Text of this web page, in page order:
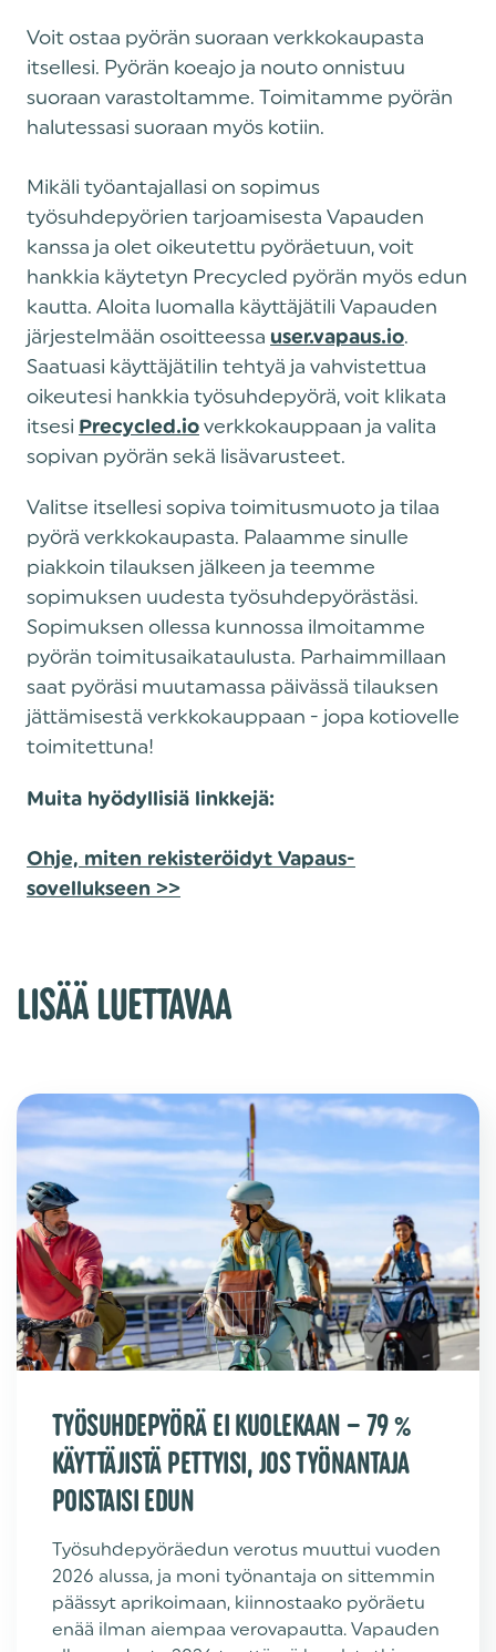
Voit ostaa pyörän suoraan verkkokaupasta
itsellesi. Pyörän koeajo ja nouto onnistuu
suoraan varastoltamme. Toimitamme pyörän
halutessasi suoraan myös kotiin.
Mikäli työantajallasi on sopimus
työsuhdepyörien tarjoamisesta Vapauden
kanssa ja olet oikeutettu pyöräetuun, voit
hankkia käytetyn Precycled pyörän myös edun
kautta. Aloita luomalla käyttäjätili Vapauden
järjestelmään osoitteessa user.vapaus.io.
Saatuasi käyttäjätilin tehtyä ja vahvistettua
oikeutesi hankkia työsuhdepyörä, voit klikata
itsesi Precycled.io verkkokauppaan ja valita
sopivan pyörän sekä lisävarusteet.
Valitse itsellesi sopiva toimitusmuoto ja tilaa
pyörä verkkokaupasta. Palaamme sinulle
piakkoin tilauksen jälkeen ja teemme
sopimuksen uudesta työsuhdepyörästäsi.
Sopimuksen ollessa kunnossa ilmoitamme
pyörän toimitusaikataulusta. Parhaimmillaan
saat pyöräsi muutamassa päivässä tilauksen
jättämisestä verkkokauppaan - jopa kotiovelle
toimitettuna!
Muita hyödyllisiä linkkejä:
Ohje, miten rekisteröidyt Vapaus-
sovellukseen >>
LISÄÄ LUETTAVAA
TYÖSUHDEPYÖRÄ EI KUOLEKAAN – 79 %
KÄYTTÄJISTÄ PETTYISI, JOS TYÖNANTAJA
POISTAISI EDUN
Työsuhdepyöräedun verotus muuttui vuoden
2026 alussa, ja moni työnantaja on sittemmin
päässyt aprikoimaan, kiinnostaako pyöräetu
enää ilman aiempaa verovapautta. Vapauden